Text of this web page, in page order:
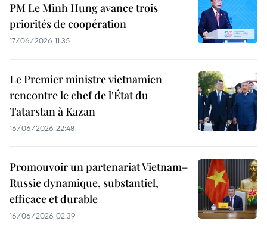
PM Le Minh Hung avance trois
priorités de coopération
17/06/2026 11:35
Le Premier ministre vietnamien
rencontre le chef de l'État du
Tatarstan à Kazan
16/06/2026 22:48
Promouvoir un partenariat Vietnam–
Russie dynamique, substantiel,
efficace et durable
16/06/2026 02:39